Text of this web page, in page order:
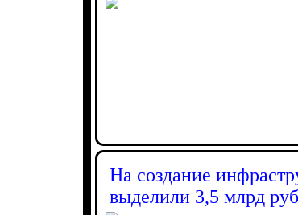
На создание
выделили 3,5 млрд